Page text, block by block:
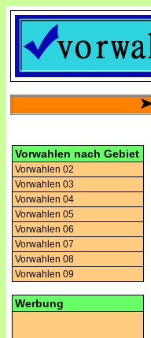
Vorwahlen nach Gebiet
Vorwahlen 02
Vorwahlen 03
Vorwahlen 04
Vorwahlen 05
Vorwahlen 06
Vorwahlen 07
Vorwahlen 08
Vorwahlen 09
Werbung